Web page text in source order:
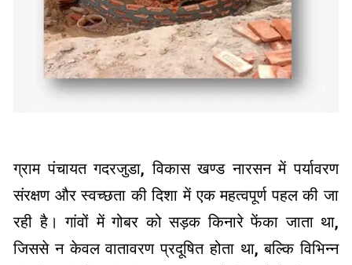
ग्राम पंचायत गदरजुडा, विकास खण्ड नारसन में पर्यावरण
संरक्षण और स्वच्छता की दिशा में एक महत्वपूर्ण पहल की जा
रही है। गांवों में गोबर को सड़क किनारे फेंका जाता था,
जिससे न केवल वातावरण प्रदूषित होता था, बल्कि विभिन्न